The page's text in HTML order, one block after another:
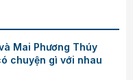
Mai Phương Thúy
chuyện gì với nhau